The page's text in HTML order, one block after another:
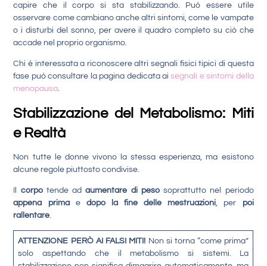
capire che il corpo si sta stabilizzando. Può essere utile
osservare come cambiano anche altri sintomi, come le vampate
o i disturbi del sonno, per avere il quadro completo su ciò che
accade nel proprio organismo.
Chi è interessata a riconoscere altri segnali fisici tipici di questa
fase può consultare la pagina dedicata aisegnali e sintomi della
menopausa.
Stabilizzazione del Metabolismo: Miti
e Realtà
Non tutte le donne vivono la stessa esperienza, ma esistono
alcune regole piuttosto condivise.
Il corpotende adaumentare di pesosoprattutto nel periodo
appena primae dopo la fine delle mestruazioni, per poi
rallentare.
ATTENZIONE PERÒ AI FALSI MITI! Non si torna “come prima”
solo aspettando che il metabolismo si sistemi. La